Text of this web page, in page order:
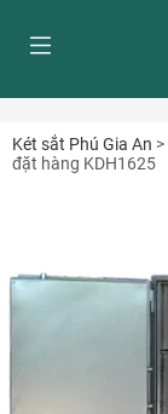
Két sắt Phú Gia An >
đặt hàng KDH1625